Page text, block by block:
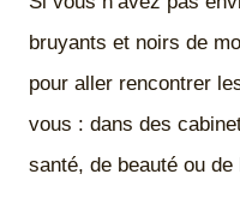
bruyants et noirs de
pour aller rencontrer
vous : dans des
santé, de beauté ou de